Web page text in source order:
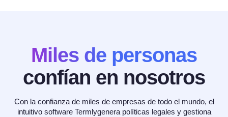
Miles de personas
confían en nosotros
Con la confianza de miles de empresas de todo el mundo, el
intuitivo software Termlygenera políticas legales y gestiona